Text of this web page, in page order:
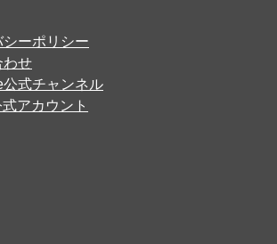
シーポリシー
わせ
公式チャンネル
アカウント